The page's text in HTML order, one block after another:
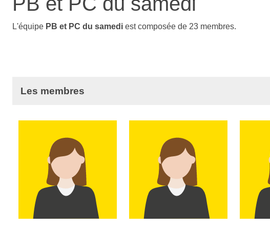
L'équipe PB et PC du samedi est composée de 23 membres.
Les membres